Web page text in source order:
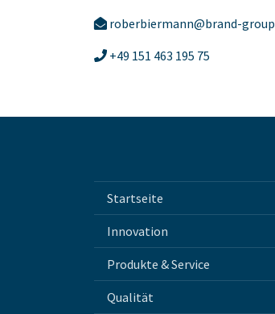
roberbiermann@brand-
+49 151 463 195 75
Startseite
Innovation
Produkte & Service
Qualität